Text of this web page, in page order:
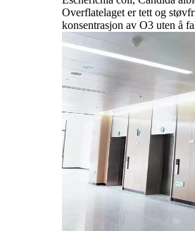
Overflatelaget er tett og
konsentrasjon av O3 uten å